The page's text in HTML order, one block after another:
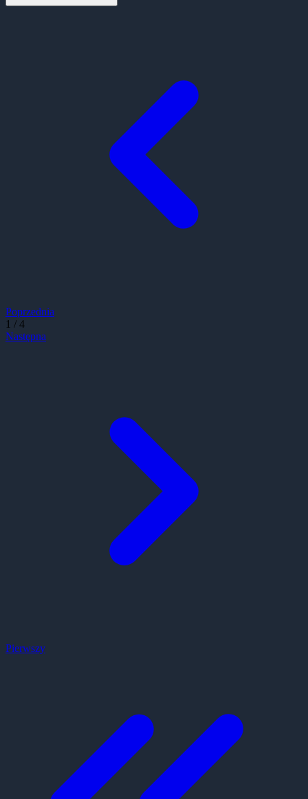
Poprzednia
1 / 4
Następna
Pierwszy